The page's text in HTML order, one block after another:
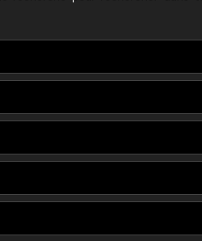
RAL K7 à base
216 couleurs RAL